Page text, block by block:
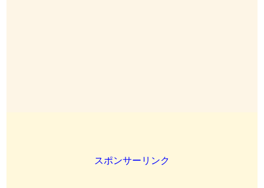
スポンサーリンク